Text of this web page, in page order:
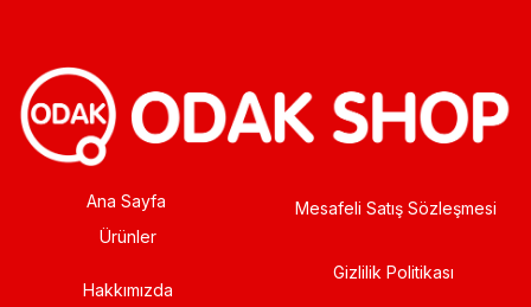
Ana Sayfa
Ürünler
Hakkımızda
Mesafeli Satış Sözleşmesi
Gizlilik Politikası